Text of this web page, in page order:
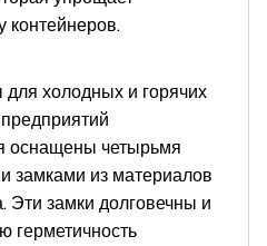
контейнеров.
для холодных и горячих
оснащены четырьмя
из материалов
Эти замки долговечны и
герметичность